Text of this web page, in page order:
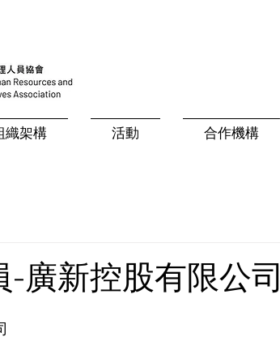
織架構 活動 合作機構
廣新控股有限公司